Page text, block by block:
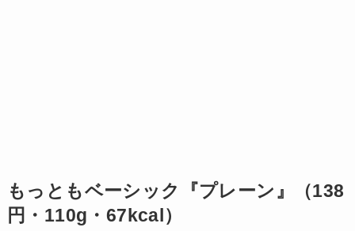
もっともベーシック『プレーン』（138
円・110g・67kcal）